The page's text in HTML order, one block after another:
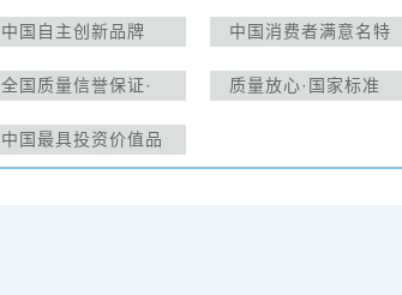
中国自主创新品牌
中国消费者满意名特
全国质量信誉保证·
质量放心·国家标准
中国最具投资价值品
牌